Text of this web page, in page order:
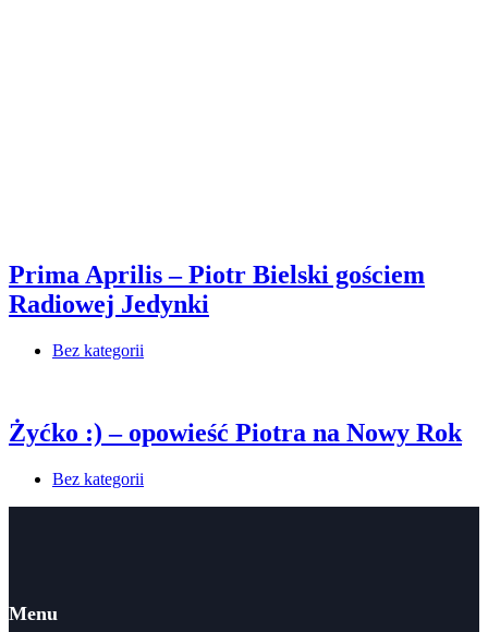
Prima Aprilis – Piotr Bielski gościem
Radiowej Jedynki
Bez kategorii
Żyćko :) – opowieść Piotra na Nowy Rok
Bez kategorii
Menu